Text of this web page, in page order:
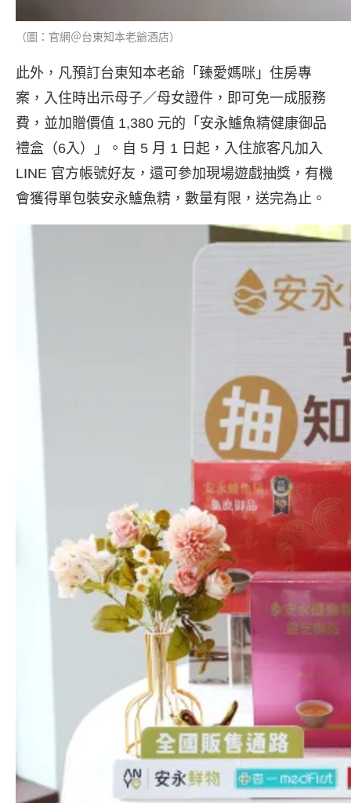
（圖：官網＠台東知本老爺酒店）
此外，凡預訂台東知本老爺「臻愛媽咪」住房專
案，入住時出示母子／母女證件，即可免一成服務
費，並加贈價值 1,380 元的「安永鱸魚精健康御品
禮盒（6入）」。自 5 月 1 日起，入住旅客凡加入
LINE 官方帳號好友，還可參加現場遊戲抽獎，有機
會獲得單包裝安永鱸魚精，數量有限，送完為止。